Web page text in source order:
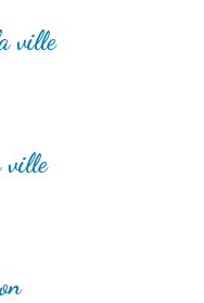
ville
ville